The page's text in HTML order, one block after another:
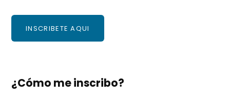
INSCRIBETE AQUI
¿Cómo me inscribo?